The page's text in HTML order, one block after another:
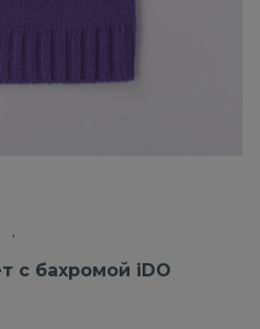
с бахромой iDO